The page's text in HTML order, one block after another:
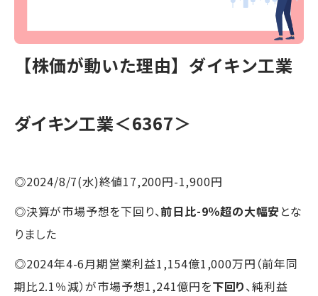
【株価が動いた理由】ダイキン工業
ダイキン工業＜6367＞
◎2024/8/7(水)終値17,200円-1,900円
◎決算が市場予想を下回り、前日比-9％超の大幅安とな
りました
◎2024年4-6月期営業利益1,154億1,000万円（前年同
期比2.1％減）が市場予想1,241億円を下回り、純利益